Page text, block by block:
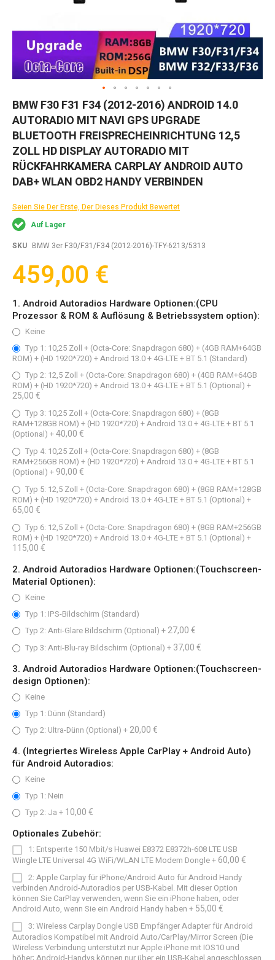
Zum
der
Bildgalerie
springen
BMW F30 F31 F34 (2012-2016) ANDROID 14.0
AUTORADIO MIT NAVI GPS UPGRADE
BLUETOOTH FREISPRECHEINRICHTUNG 12,5
ZOLL HD DISPLAY AUTORADIO MIT
RÜCKFAHRKAMERA CARPLAY ANDROID AUTO
DAB+ WLAN OBD2 HANDY VERBINDEN
Seien Sie Der Erste, Der Dieses Produkt Bewertet
Auf Lager
SKU BMW 3er F30/F31/F34 (2012-2016)-TFY-6213/5313
459,00 €
1. Android Autoradios Hardware Optionen:(CPU
Prozessor & ROM & Auflösung & Betriebssystem option):
Keine
Typ 1: 10,25 Zoll + (Octa-Core: Snapdragon 680) + (4GB RAM+64GB
ROM) + (HD 1920*720) + Android 13.0 + 4G-LTE + BT 5.1 (Standard)
Typ 2: 12,5 Zoll + (Octa-Core: Snapdragon 680) + (4GB RAM+64GB
ROM) + (HD 1920*720) + Android 13.0 + 4G-LTE + BT 5.1 (Optional) +
25,00 €
Typ 3: 10,25 Zoll + (Octa-Core: Snapdragon 680) + (8GB
RAM+128GB ROM) + (HD 1920*720) + Android 13.0 + 4G-LTE + BT 5.1
(Optional) +40,00 €
Typ 4: 10,25 Zoll + (Octa-Core: Snapdragon 680) + (8GB
RAM+256GB ROM) + (HD 1920*720) + Android 13.0 + 4G-LTE + BT 5.1
(Optional) + 90,00 €
Typ 5: 12,5 Zoll + (Octa-Core: Snapdragon 680) + (8GB RAM+128GB
ROM) + (HD 1920*720) + Android 13.0 + 4G-LTE + BT 5.1 (Optional) +
65,00 €
Typ 6: 12,5 Zoll + (Octa-Core: Snapdragon 680) + (8GB RAM+256GB
ROM) + (HD 1920*720) + Android 13.0 + 4G-LTE + BT 5.1 (Optional) +
115,00 €
2. Android Autoradios Hardware Optionen:(Touchscreen-
Material Optionen):
Keine
Typ 1: IPS-Bildschirm (Standard)
Typ 2: Anti-Glare Bildschirm (Optional) +27,00 €
Typ 3: Anti-Blu-ray Bildschirm (Optional) + 37,00 €
3. Android Autoradios Hardware Optionen:(Touchscreen-
design Optionen):
Keine
Typ 1: Dünn (Standard)
Typ 2: Ultra-Dünn (Optional) +20,00 €
4. (Integriertes Wireless Apple CarPlay + Android Auto)
für Android Autoradios:
Keine
Typ 1: Nein
Typ 2: Ja + 10,00 €
Optionales Zubehör:
1: Entsperrte 150 Mbit/s Huawei E8372 E8372h-608 LTE USB
Wingle LTE Universal 4G WiFi/WLAN LTE Modem Dongle+60,00 €
2: Apple Carplay für iPhone/Android Auto für Android Handy
verbinden Android-Autoradios per USB-Kabel. Mit dieser Option
können Sie CarPlay verwenden, wenn Sie ein iPhone haben, oder
Android Auto, wenn Sie ein Android Handy haben + 55,00 €
3: Wireless Carplay Dongle USB Empfänger Adapter für Android
Autoradios Kompatibel mit Android Auto/CarPlay/Mirror Screen (Die
Wireless Verbindung unterstützt nur Apple iPhone mit IOS10 und